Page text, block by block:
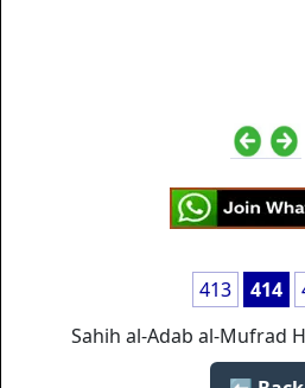
413 414
Sahih al-Adab al-Mufrad